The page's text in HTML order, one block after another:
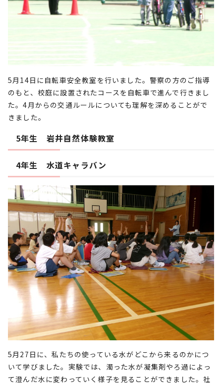
5月14日に自転車安全教室を行いました。警察の方のご指導
のもと、校庭に設置されたコースを自転車で進んで行きまし
た。4月からの交通ルールについても理解を深めることがで
きました。
5年生 岩井自然体験教室
4年生 水道キャラバン
5月27日に、私たちの使っている水がどこから来るのかにつ
いて学びました。実験では、濁った水が凝集剤やろ過によっ
て澄んだ水に変わっていく様子を見ることができました。社